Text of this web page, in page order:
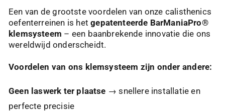
Een van de grootste voordelen van onze calisthenics
oefenterreinen is hetgepatenteerde BarManiaPro®
klemsysteem – een baanbrekende innovatie die ons
wereldwijd onderscheidt.
Voordelen van ons klemsysteem zijn onder andere:
Geen laswerk ter plaatse → snellere installatie en
perfecte precisie